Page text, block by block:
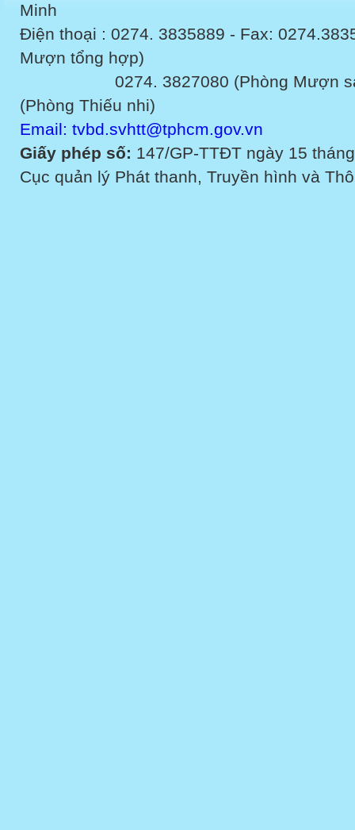
Minh
Điện thoại : 0274. 3835889 - Fax:
Mượn tổng hợp)
0274. 3827080 (Phòng Mượn sách
(Phòng Thiếu nhi)
Email: tvbd.svhtt@tphcm.gov.vn
Giấy phép số: 147/GP-TTĐT ngày 15
Cục quản lý Phát thanh, Truyền hình và